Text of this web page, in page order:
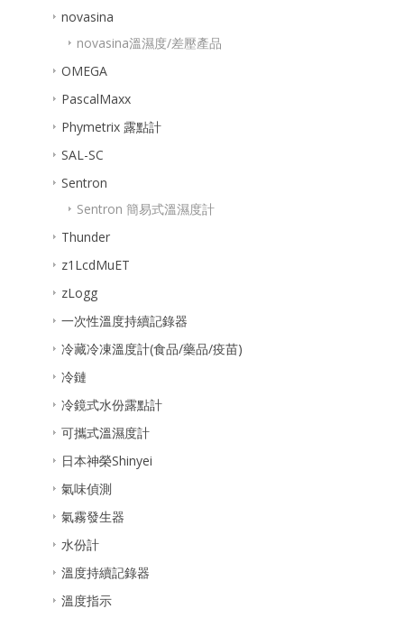
novasina
novasina溫濕度/差壓產品
OMEGA
PascalMaxx
Phymetrix 露點計
SAL-SC
Sentron
Sentron 簡易式溫濕度計
Thunder
z1LcdMuET
zLogg
一次性溫度持續記錄器
冷藏冷凍溫度計(食品/藥品/疫苗)
冷鏈
冷鏡式水份露點計
可攜式溫濕度計
日本神榮Shinyei
氣味偵測
氣霧發生器
水份計
溫度持續記錄器
溫度指示